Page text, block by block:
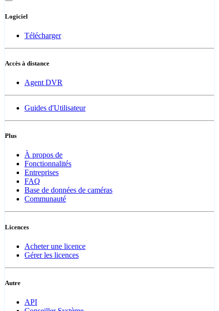
Logiciel
Télécharger
Accès à distance
Agent DVR
Guides d'Utilisateur
Plus
À propos de
Fonctionnalités
Entreprises
FAQ
Base de données de caméras
Communauté
Licences
Acheter une licence
Gérer les licences
Autre
API